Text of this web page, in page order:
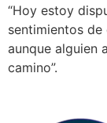
“Hoy estoy
sentimientos
aunque alguien
camino”.